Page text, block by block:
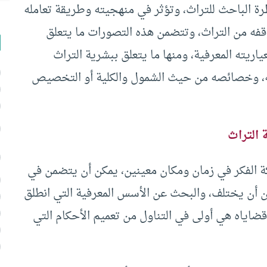
الباحث للتراث، وتؤثر في منهجيته وطريقة تعامله
من التراث، وتتضمن هذه التصورات ما يتعلق
المعرفية، ومنها ما يتعلق ببشرية التراث
وخصائصه من حيث الشمول والكلية أو التخصيص
التراث
الفكر في زمان ومكان معينين، يمكن أن يتضمن في
أن يختلف، والبحث عن الأسس المعرفية التي انطلق
هي أولى في التناول من تعميم الأحكام التي